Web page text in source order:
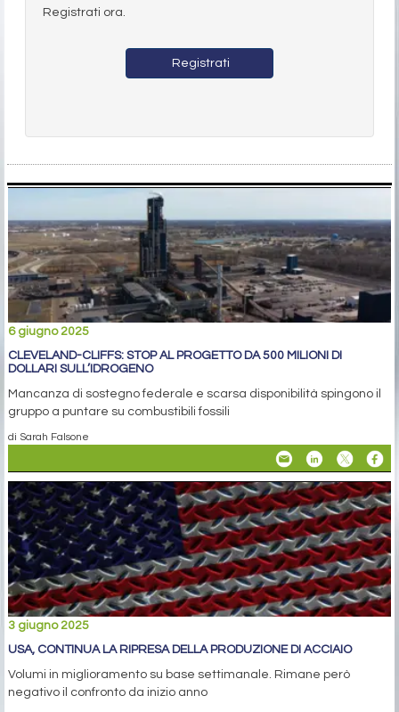
Registrati ora.
Registrati
6 giugno 2025
CLEVELAND-CLIFFS: STOP AL PROGETTO DA 500 MILIONI DI
DOLLARI SULL’IDROGENO
Mancanza di sostegno federale e scarsa disponibilità spingono il
gruppo a puntare su combustibili fossili
di Sarah Falsone
3 giugno 2025
USA, CONTINUA LA RIPRESA DELLA PRODUZIONE DI ACCIAIO
Volumi in miglioramento su base settimanale. Rimane però
negativo il confronto da inizio anno